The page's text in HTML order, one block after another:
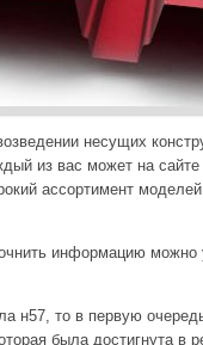
несущих
из вас может на
ассортимент
информацию
н57, то в первую
была достигнута в